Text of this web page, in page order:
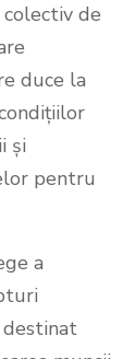
de
duce la
și
pentru
a